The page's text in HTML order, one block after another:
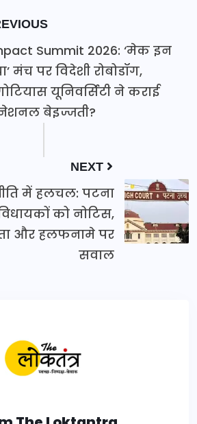
Summit 2026: ‘मेक इन
मंच पर विदेशी रोबोडॉग,
यूनिवर्सिटी ने कराई
बेइज्जती?
NEXT
में हलचल: पटना
को नोटिस,
और हलफनामे पर
सवाल